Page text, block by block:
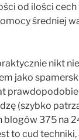
od ilości
średniej
nikt
jako
(szybko
blogów 375 na
to cud